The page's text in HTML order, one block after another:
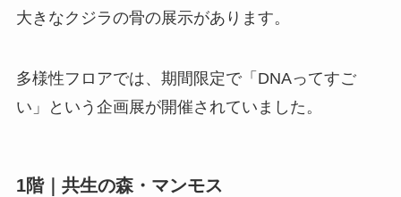
大きなクジラの骨の展示があります。
多様性フロアでは、期間限定で「DNAってすご
い」という企画展が開催されていました。
1階｜共生の森・マンモス